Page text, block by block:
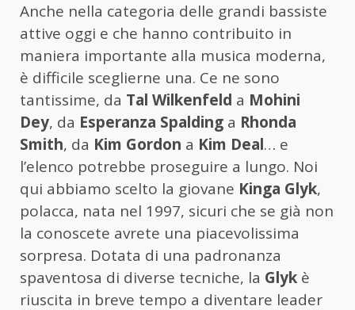
Anche nella categoria delle grandi bassiste
attive oggi e che hanno contribuito in
maniera importante alla musica moderna,
è difficile sceglierne una. Ce ne sono
tantissime, da Tal Wilkenfeld a Mohini
Dey, da Esperanza Spalding a Rhonda
Smith, da Kim Gordon a Kim Deal… e
l’elenco potrebbe proseguire a lungo. Noi
qui abbiamo scelto la giovane Kinga Glyk,
polacca, nata nel 1997, sicuri che se già non
la conoscete avrete una piacevolissima
sorpresa. Dotata di una padronanza
spaventosa di diverse tecniche, la Glyk è
riuscita in breve tempo a diventare leader